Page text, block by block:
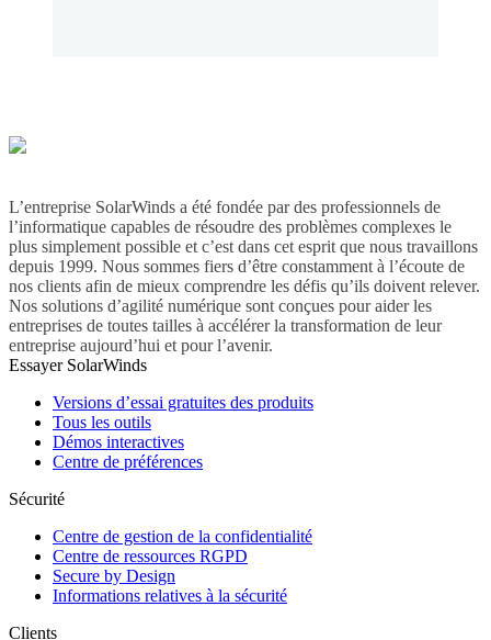
L’entreprise SolarWinds a été fondée par des professionnels de
l’informatique capables de résoudre des problèmes complexes le
plus simplement possible et c’est dans cet esprit que nous travaillons
depuis 1999. Nous sommes fiers d’être constamment à l’écoute de
nos clients afin de mieux comprendre les défis qu’ils doivent relever.
Nos solutions d’agilité numérique sont conçues pour aider les
entreprises de toutes tailles à accélérer la transformation de leur
entreprise aujourd’hui et pour l’avenir.
Essayer SolarWinds
Versions d’essai gratuites des produits
Tous les outils
Démos interactives
Centre de préférences
Sécurité
Centre de gestion de la confidentialité
Centre de ressources RGPD
Secure by Design
Informations relatives à la sécurité
Clients